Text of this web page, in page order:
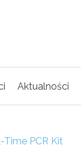
Aktualności
Time PCR Kit